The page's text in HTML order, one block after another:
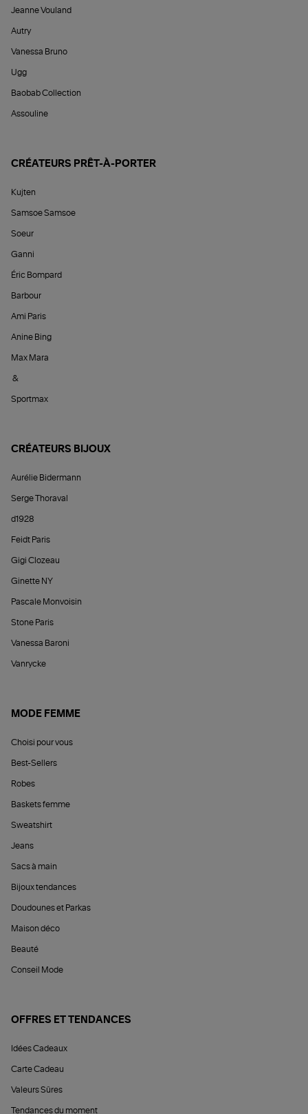
Jeanne Vouland
Autry
Vanessa Bruno
Ugg
Baobab Collection
Assouline
CRÉATEURS PRÊT-À-PORTER
Kujten
Samsoe Samsoe
Soeur
Ganni
Éric Bompard
Barbour
Ami Paris
Anine Bing
Max Mara
&
Sportmax
CRÉATEURS BIJOUX
Aurélie Bidermann
Serge Thoraval
d1928
Feidt Paris
Gigi Clozeau
Ginette NY
Pascale Monvoisin
Stone Paris
Vanessa Baroni
Vanrycke
MODE FEMME
Choisi pour vous
Best-Sellers
Robes
Baskets femme
Sweatshirt
Jeans
Sacs à main
Bijoux tendances
Doudounes et Parkas
Maison déco
Beauté
Conseil Mode
OFFRES ET TENDANCES
Idées Cadeaux
Carte Cadeau
Valeurs Sûres
Tendances du moment